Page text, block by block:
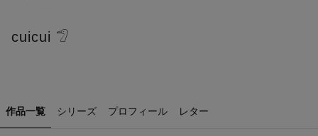
cuicui 𓅿
作品一覧 シリーズ プロフィール レター